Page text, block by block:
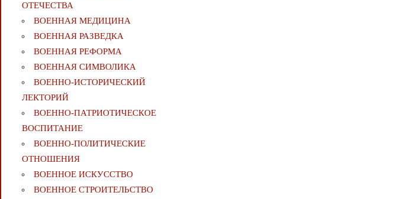
ОТЕЧЕСТВА
ВОЕННАЯ МЕДИЦИНА
ВОЕННАЯ РАЗВЕДКА
ВОЕННАЯ РЕФОРМА
ВОЕННАЯ СИМВОЛИКА
ВОЕННО-ИСТОРИЧЕСКИЙ
ЛЕКТОРИЙ
ВОЕННО-ПАТРИОТИЧЕСКОЕ
ВОСПИТАНИЕ
ВОЕННО-ПОЛИТИЧЕСКИE
ОТНОШЕНИЯ
ВОЕННОЕ ИСКУССТВО
ВОЕННОЕ СТРОИТЕЛЬСТВО